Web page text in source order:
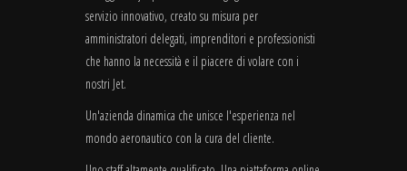
servizio innovativo, creato su misura per
amministratori delegati, imprenditori e professionisti
che hanno la necessità e il piacere di volare con i
nostri Jet.
Un'azienda dinamica che unisce l'esperienza nel
mondo aeronautico con la cura del cliente.